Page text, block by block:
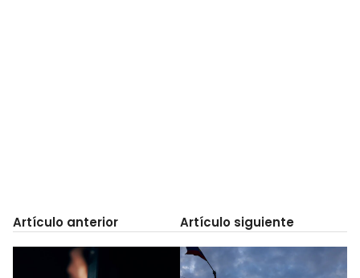
Artículo anterior Artículo siguiente